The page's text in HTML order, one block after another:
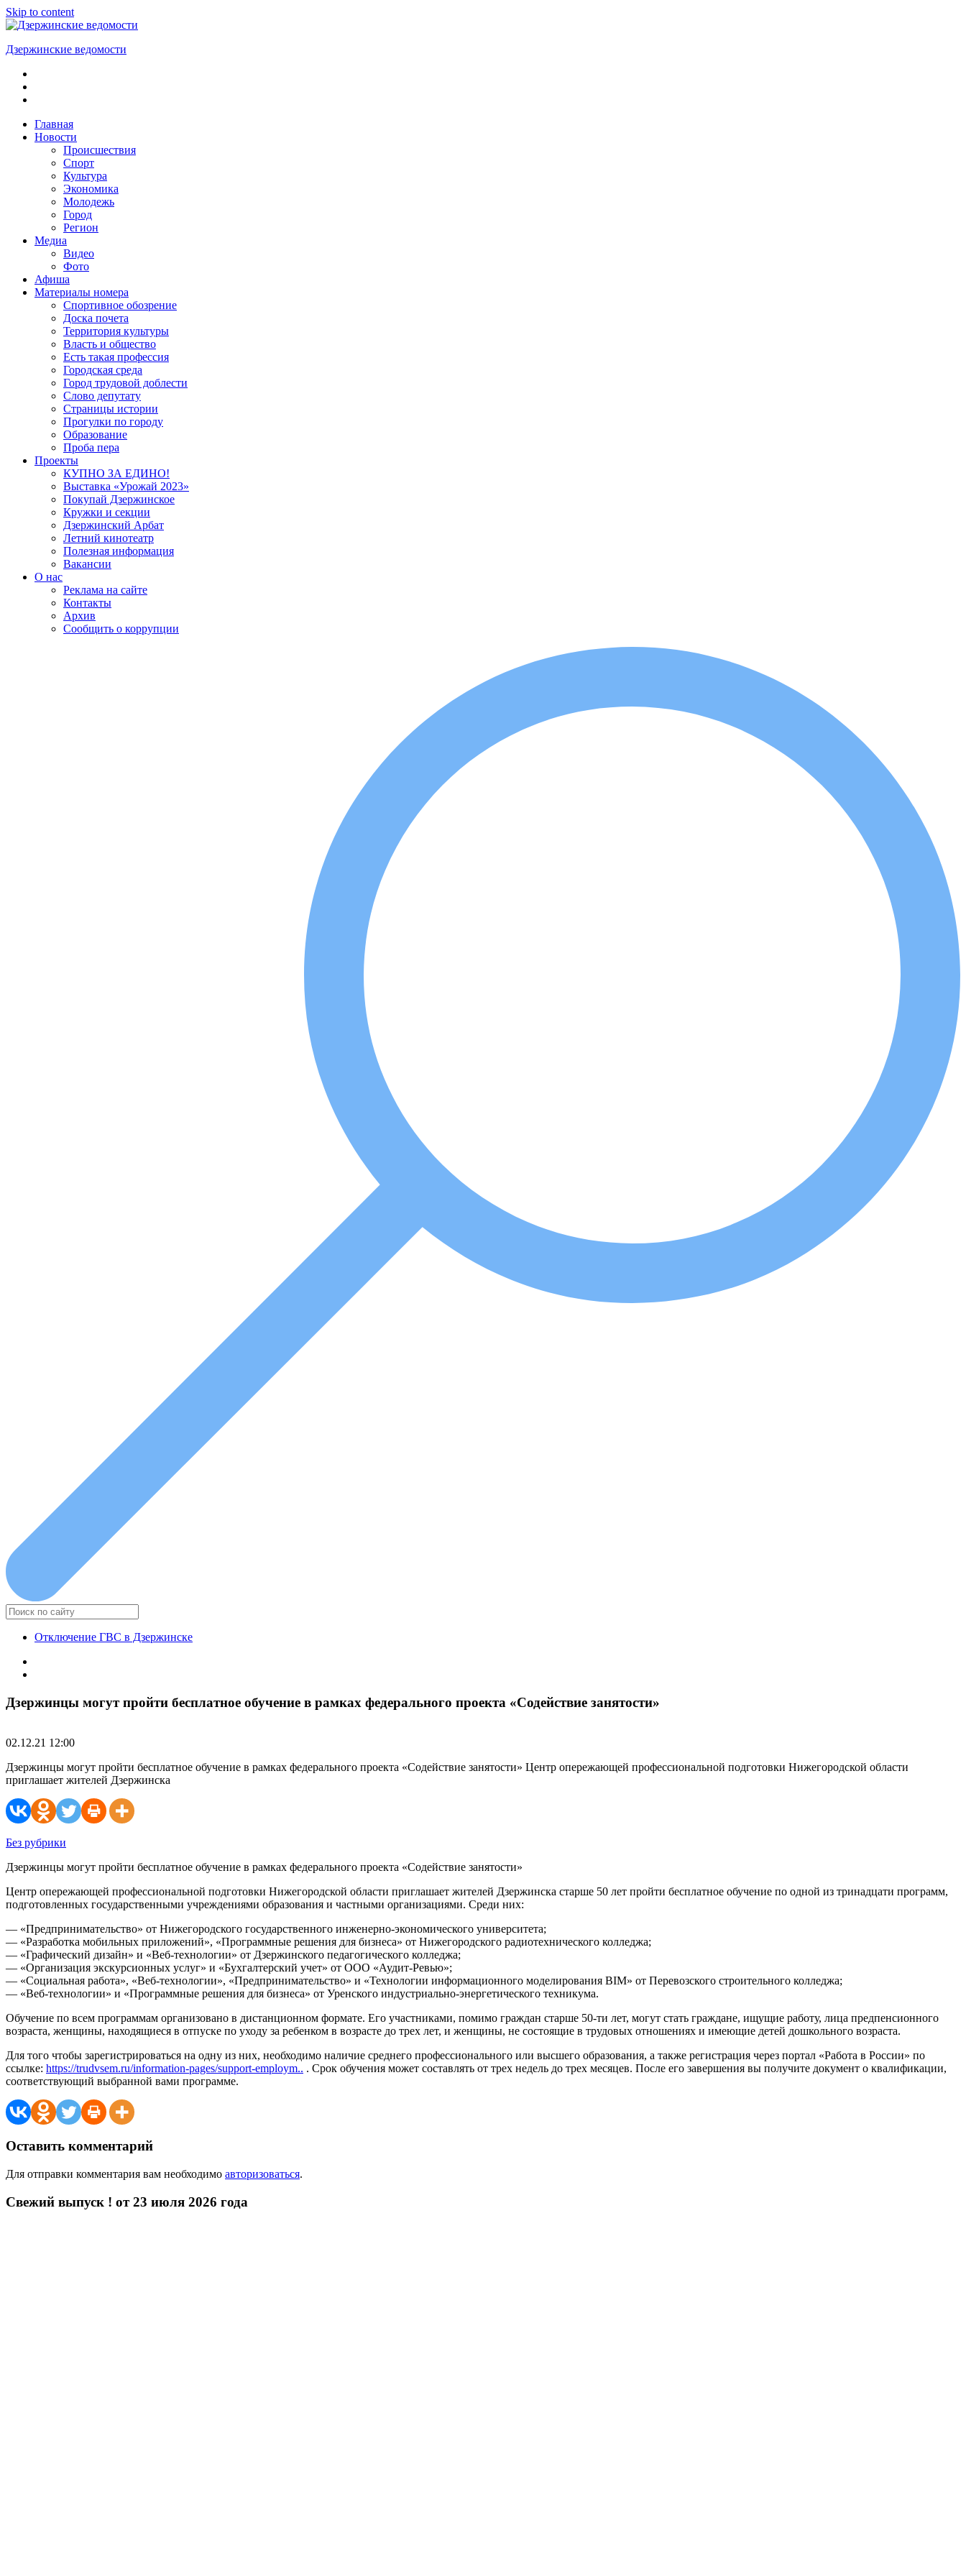
Skip to content
Дзержинские ведомости
ОБЩЕСТВЕННО-
ПОЛИТИЧЕСКАЯ
ГАЗЕТАГлавная
Новости
Происшествия
Спорт
Культура
Экономика
Молодежь
Город
Регион
Медиа
Видео
Фото
Афиша
Материалы номера
Спортивное обозрение
Доска почета
Территория культуры
Власть и общество
Есть такая профессия
Городская среда
Город трудовой доблести
Слово депутату
Страницы истории
Прогулки по городу
Образование
Проба пера
Проекты
КУПНО ЗА ЕДИНО!
Выставка «Урожай 2023»
Покупай Дзержинское
Кружки и секции
Дзержинский Арбат
Летний кинотеатр
Полезная информация
Вакансии
О нас
Реклама на сайте
Контакты
Архив
Сообщить о коррупции
Отключение ГВС в Дзержинске
Дзержинцы могут пройти бесплатное обучение в рамках федерального проекта «Содействие занятости»
02.12.21 12:00
Дзержинцы могут пройти бесплатное обучение в рамках федерального проекта «Содействие занятости» Центр опережающей профессиональной подготовки Нижегородской области
приглашает жителей Дзержинска
Без рубрики
Дзержинцы могут пройти бесплатное обучение в рамках федерального проекта «Содействие занятости»
Центр опережающей профессиональной подготовки Нижегородской области приглашает жителей Дзержинска старше 50 лет пройти бесплатное обучение по одной из тринадцати программ,
подготовленных государственными учреждениями образования и частными организациями. Среди них:
— «Предпринимательство» от Нижегородского государственного инженерно-экономического университета;
— «Разработка мобильных приложений», «Программные решения для бизнеса» от Нижегородского радиотехнического колледжа;
— «Графический дизайн» и «Веб-технологии» от Дзержинского педагогического колледжа;
— «Организация экскурсионных услуг» и «Бухгалтерский учет» от ООО «Аудит-Ревью»;
— «Социальная работа», «Веб-технологии», «Предпринимательство» и «Технологии информационного моделирования BIM» от Перевозского строительного колледжа;
— «Веб-технологии» и «Программные решения для бизнеса» от Уренского индустриально-энергетического техникума.
Обучение по всем программам организовано в дистанционном формате. Его участниками, помимо граждан старше 50-ти лет, могут стать граждане, ищущие работу, лица предпенсионного
возраста, женщины, находящиеся в отпуске по уходу за ребенком в возрасте до трех лет, и женщины, не состоящие в трудовых отношениях и имеющие детей дошкольного возраста.
Для того чтобы зарегистрироваться на одну из них, необходимо наличие среднего профессионального или высшего образования, а также регистрация через портал «Работа в России» по
ссылке: https://trudvsem.ru/information-pages/support-employm.. . Срок обучения может составлять от трех недель до трех месяцев. После его завершения вы получите документ о квалификации,
соответствующий выбранной вами программе.
Оставить комментарий
Для отправки комментария вам необходимо авторизоваться.
Свежий выпуск ! от 23 июля 2026 года